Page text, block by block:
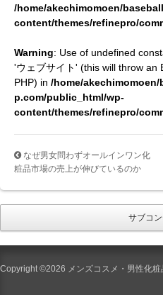
/home/akechimomoen/
content/themes/refinepro/
Warning: Use of undefined
'ウェブサイト' (this will throw an
PHP) in /home/akechimomoen/
p.com/public_html/wp-
content/themes/refinepro/
なぜ男女問わずオールインワン化
粧品市場の売上が伸びているのか
サブコ
Copyright ©2026 メンズコスメ・男性化